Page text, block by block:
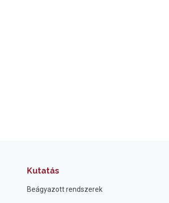
Kutatás
Beágyazott rendszerek